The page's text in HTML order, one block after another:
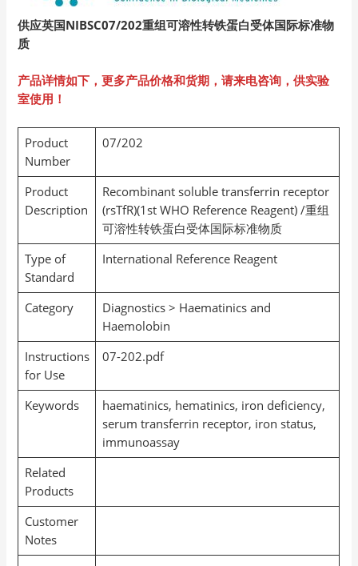
供应英国NIBSC07/202重组可溶性转铁蛋白受体国际标准物
质
产品详情如下，更多产品价格和货期，请来电咨询，供实验
室使用！
Product
Number
07/202
Product
Description
Recombinant soluble transferrin receptor
(rsTfR)(1st WHO Reference Reagent) /重组
可溶性转铁蛋白受体国际标准物质
Type of
Standard
International Reference Reagent
Category
Diagnostics > Haematinics and
Haemolobin
Instructions
for Use
07-202.pdf
Keywords
haematinics, hematinics, iron deficiency,
serum transferrin receptor, iron status,
immunoassay
Related
Products
Customer
Notes